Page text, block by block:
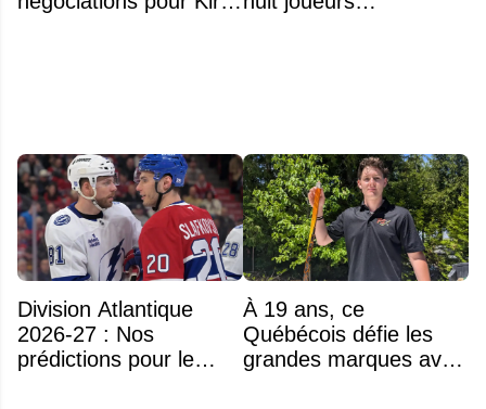
Division Atlantique
2026-27 : Nos
prédictions pour le
À 19 ans, ce
Québécois défie les
grandes marques avec